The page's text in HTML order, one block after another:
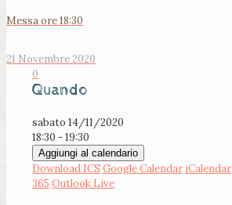
Messa ore 18:30
21 Novembre 2020
0
Quando
sabato 14/11/2020
18:30 - 19:30
Aggiungi al calendario
Download ICS Google Calendar iCalendar
365 Outlook Live